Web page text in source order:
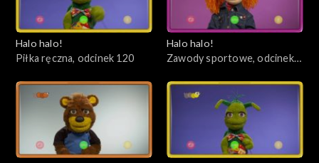
Halo halo!
Piłka ręczna, odcinek 120
Halo halo!
Zawody sportowe, odcinek